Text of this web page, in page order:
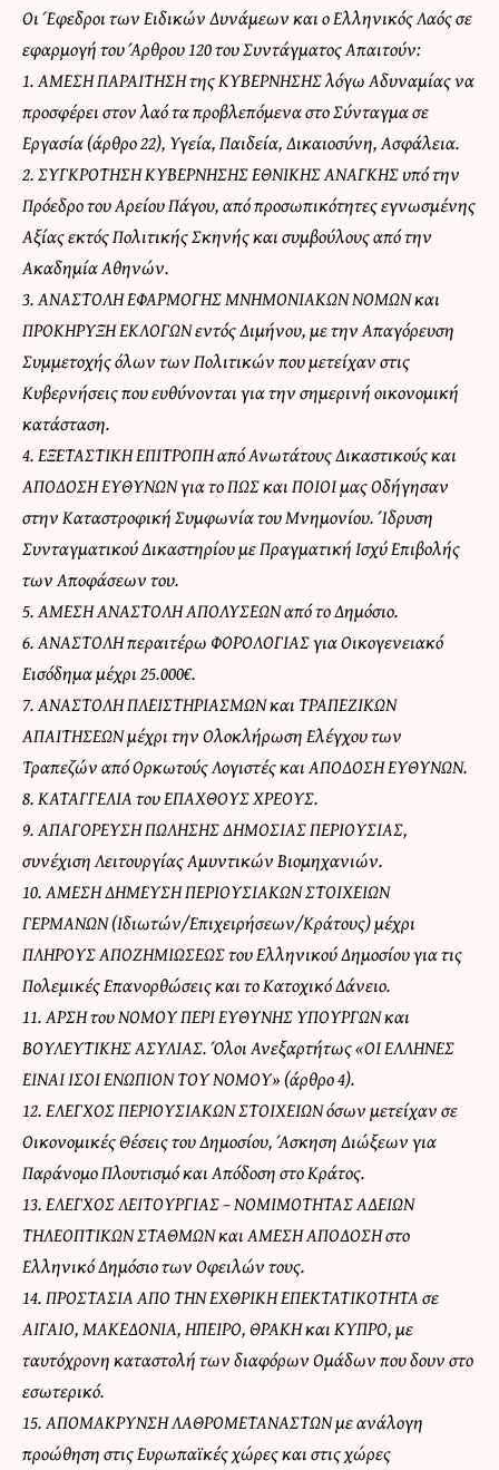
Οι Έφεδροι των Ειδικών Δυνάμεων και ο Ελληνικός Λαός σε
εφαρμογή του Άρθρου 120 του Συντάγματος Απαιτούν:
1. ΑΜΕΣΗ ΠΑΡΑΙΤΗΣΗ της ΚΥΒΕΡΝΗΣΗΣ λόγω Αδυναμίας να
προσφέρει στον λαό τα προβλεπόμενα στο Σύνταγμα σε
Εργασία (άρθρο 22), Υγεία, Παιδεία, Δικαιοσύνη, Ασφάλεια.
2. ΣΥΓΚΡΟΤΗΣΗ ΚΥΒΕΡΝΗΣΗΣ ΕΘΝΙΚΗΣ ΑΝΑΓΚΗΣ υπό την
Πρόεδρο του Αρείου Πάγου, από προσωπικότητες εγνωσμένης
Αξίας εκτός Πολιτικής Σκηνής και συμβούλους από την
Ακαδημία Αθηνών.
3. ΑΝΑΣΤΟΛΗ ΕΦΑΡΜΟΓΗΣ ΜΝΗΜΟΝΙΑΚΩΝ ΝΟΜΩΝ και
ΠΡΟΚΗΡΥΞΗ ΕΚΛΟΓΩΝ εντός Διμήνου, με την Απαγόρευση
Συμμετοχής όλων των Πολιτικών που μετείχαν στις
Κυβερνήσεις που ευθύνονται για την σημερινή οικονομική
κατάσταση.
4. ΕΞΕΤΑΣΤΙΚΗ ΕΠΙΤΡΟΠΗ από Ανωτάτους Δικαστικούς και
ΑΠΟΔΟΣΗ ΕΥΘΥΝΩΝ για το ΠΩΣ και ΠΟΙΟΙ μας Οδήγησαν
στην Καταστροφική Συμφωνία του Μνημονίου. Ίδρυση
Συνταγματικού Δικαστηρίου με Πραγματική Ισχύ Επιβολής
των Αποφάσεων του.
5. ΑΜΕΣΗ ΑΝΑΣΤΟΛΗ ΑΠΟΛΥΣΕΩΝ από το Δημόσιο.
6. ΑΝΑΣΤΟΛΗ περαιτέρω ΦΟΡΟΛΟΓΙΑΣ για Οικογενειακό
Εισόδημα μέχρι 25.000€.
7. ΑΝΑΣΤΟΛΗ ΠΛΕΙΣΤΗΡΙΑΣΜΩΝ και ΤΡΑΠΕΖΙΚΩΝ
ΑΠΑΙΤΗΣΕΩΝ μέχρι την Ολοκλήρωση Ελέγχου των
Τραπεζών από Ορκωτούς Λογιστές και ΑΠΟΔΟΣΗ ΕΥΘΥΝΩΝ.
8. ΚΑΤΑΓΓΕΛΙΑ του ΕΠΑΧΘΟΥΣ ΧΡΕΟΥΣ.
9. ΑΠΑΓΟΡΕΥΣΗ ΠΩΛΗΣΗΣ ΔΗΜΟΣΙΑΣ ΠΕΡΙΟΥΣΙΑΣ,
συνέχιση Λειτουργίας Αμυντικών Βιομηχανιών.
10. ΑΜΕΣΗ ΔΗΜΕΥΣΗ ΠΕΡΙΟΥΣΙΑΚΩΝ ΣΤΟΙΧΕΙΩΝ
ΓΕΡΜΑΝΩΝ (Ιδιωτών/Επιχειρήσεων/Κράτους) μέχρι
ΠΛΗΡΟΥΣ ΑΠΟΖΗΜΙΩΣΕΩΣ του Ελληνικού Δημοσίου για τις
Πολεμικές Επανορθώσεις και το Κατοχικό Δάνειο.
11. ΑΡΣΗ του ΝΟΜΟΥ ΠΕΡΙ ΕΥΘΥΝΗΣ ΥΠΟΥΡΓΩΝ και
ΒΟΥΛΕΥΤΙΚΗΣ ΑΣΥΛΙΑΣ. Όλοι Ανεξαρτήτως «ΟΙ ΕΛΛΗΝΕΣ
ΕΙΝΑΙ ΙΣΟΙ ΕΝΩΠΙΟΝ ΤΟΥ ΝΟΜΟΥ» (άρθρο 4).
12. ΕΛΕΓΧΟΣ ΠΕΡΙΟΥΣΙΑΚΩΝ ΣΤΟΙΧΕΙΩΝ όσων μετείχαν σε
Οικονομικές Θέσεις του Δημοσίου, Άσκηση Διώξεων για
Παράνομο Πλουτισμό και Απόδοση στο Κράτος.
13. ΕΛΕΓΧΟΣ ΛΕΙΤΟΥΡΓΙΑΣ – ΝΟΜΙΜΟΤΗΤΑΣ ΑΔΕΙΩΝ
ΤΗΛΕΟΠΤΙΚΩΝ ΣΤΑΘΜΩΝ και ΑΜΕΣΗ ΑΠΟΔΟΣΗ στο
Ελληνικό Δημόσιο των Οφειλών τους.
14. ΠΡΟΣΤΑΣΙΑ ΑΠΟ ΤΗΝ ΕΧΘΡΙΚΗ ΕΠΕΚΤΑΤΙΚΟΤΗΤΑ σε
ΑΙΓΑΙΟ, ΜΑΚΕΔΟΝΙΑ, ΗΠΕΙΡΟ, ΘΡΑΚΗ και ΚΥΠΡΟ, με
ταυτόχρονη καταστολή των διαφόρων Ομάδων που δουν στο
εσωτερικό.
15. ΑΠΟΜΑΚΡΥΝΣΗ ΛΑΘΡΟΜΕΤΑΝΑΣΤΩΝ με ανάλογη
προώθηση στις Ευρωπαϊκές χώρες και στις χώρες